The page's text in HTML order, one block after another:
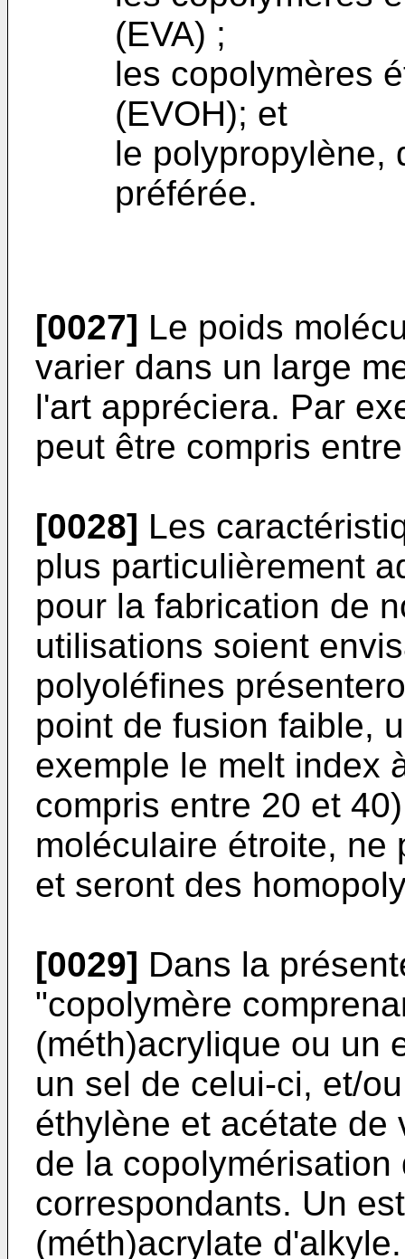
(EVA) ;
les copolymères
(EVOH); et
le polypropylène,
préférée.
[0027] Le poids
varier dans un large
l'art appréciera. Par
peut être compris
[0028] Les
plus particulièrement
pour la fabrication de
utilisations soient
polyoléfines
point de fusion faible,
exemple le melt index
compris entre 20 et
moléculaire étroite, ne
et seront des
[0029] Dans la
"copolymère
(méth)acrylique ou un
un sel de celui-ci, et/
éthylène et acétate de
de la copolymérisation
correspondants. Un
(méth)acrylate